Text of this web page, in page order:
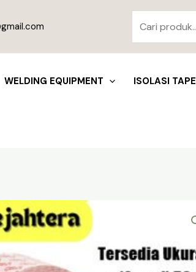
untuk:
WELDING EQUIPMENT ISOLASI TAPE